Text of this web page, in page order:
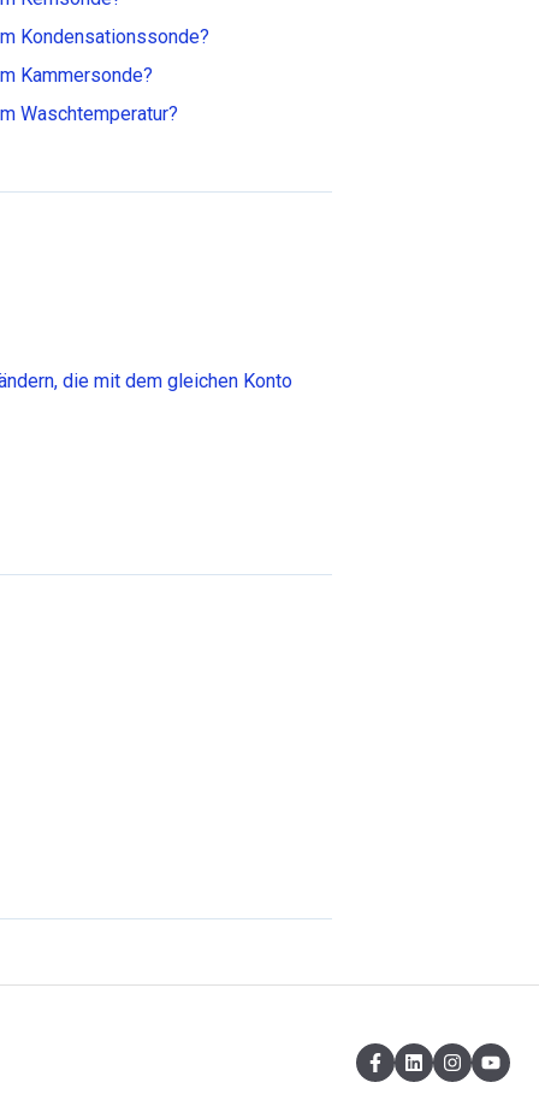
Kondensationssonde?
Kammersonde?
Waschtemperatur?
die mit dem gleichen Konto